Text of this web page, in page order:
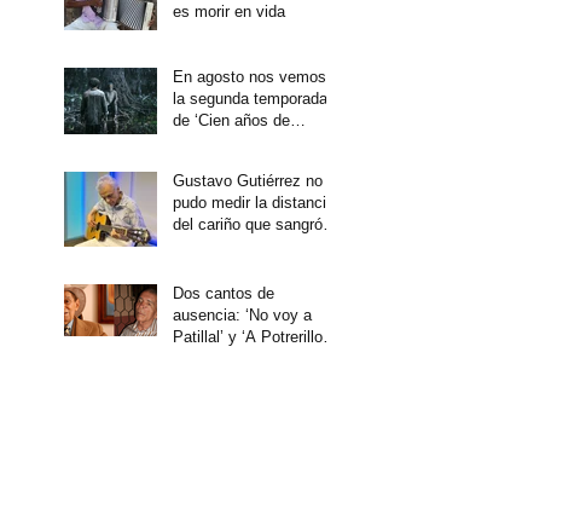
es morir en vida
En agosto nos vemos
la segunda temporada
de ‘Cien años de
Gustavo Gutiérrez no
pudo medir la distancia
del cariño que sangró
Dos cantos de
ausencia: ‘No voy a
Patillal’ y ‘A Potrerillo